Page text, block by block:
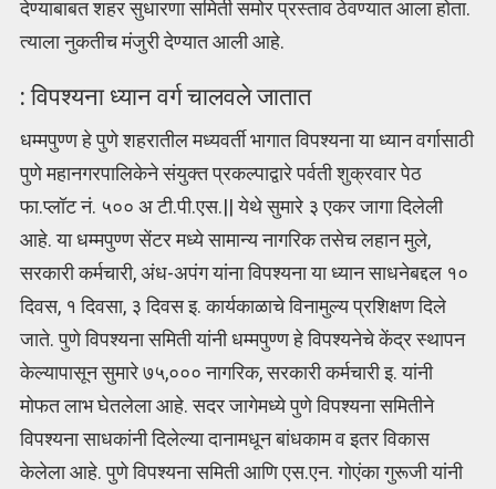
देण्याबाबत शहर सुधारणा समिती समोर प्रस्ताव ठेवण्यात आला होता.
त्याला नुकतीच मंजुरी देण्यात आली आहे.
: विपश्यना ध्यान वर्ग चालवले जातात
धम्मपुण्ण हे पुणे शहरातील मध्यवर्ती भागात विपश्यना या ध्यान वर्गासाठी
पुणे महानगरपालिकेने संयुक्त प्रकल्पाद्वारे पर्वती शुक्रवार पेठ
फा.प्लॉट नं. ५०० अ टी.पी.एस.|| येथे सुमारे ३ एकर जागा दिलेली
आहे. या धम्मपुण्ण सेंटर मध्ये सामान्य नागरिक तसेच लहान मुले,
सरकारी कर्मचारी, अंध-अपंग यांना विपश्यना या ध्यान साधनेबद्दल १०
दिवस, १ दिवसा, ३ दिवस इ. कार्यकाळाचे विनामुल्य प्रशिक्षण दिले
जाते. पुणे विपश्यना समिती यांनी धम्मपुण्ण हे विपश्यनेचे केंद्र स्थापन
केल्यापासून सुमारे ७५,००० नागरिक, सरकारी कर्मचारी इ. यांनी
मोफत लाभ घेतलेला आहे. सदर जागेमध्ये पुणे विपश्यना समितीने
विपश्यना साधकांनी दिलेल्या दानामधून बांधकाम व इतर विकास
केलेला आहे. पुणे विपश्यना समिती आणि एस.एन. गोएंका गुरूजी यांनी